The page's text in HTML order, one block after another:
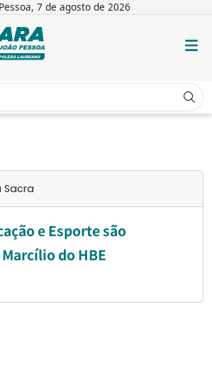
7 de agosto de 2026
Sacra
e Esporte são
do HBE